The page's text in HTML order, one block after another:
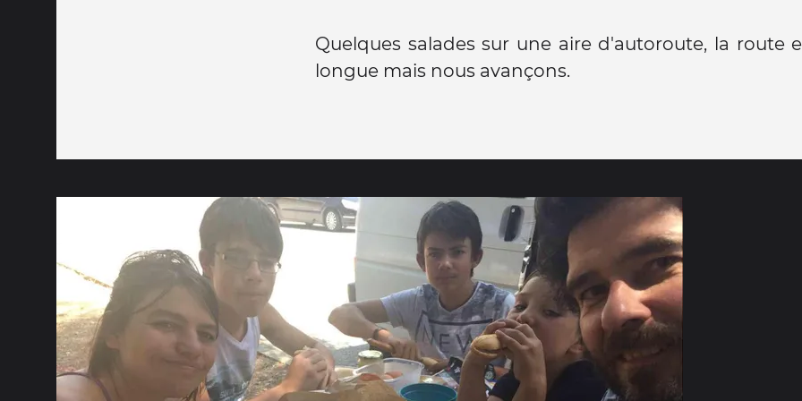
Quelques salades sur une aire d'autoroute, la route
longue mais nous avançons.